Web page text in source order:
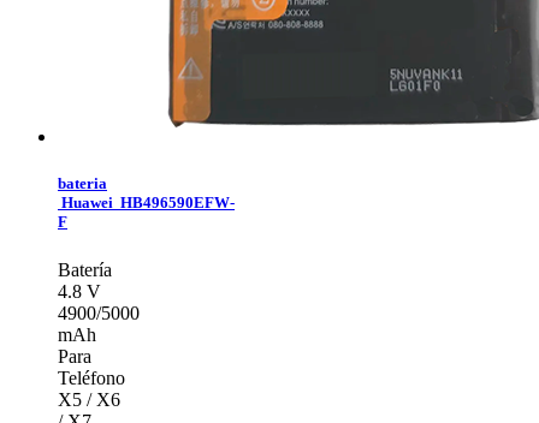
bateria
Huawei HB496590EFW-
F
Batería
4.8 V
4900/5000
mAh
Para
Teléfono
X5 / X6